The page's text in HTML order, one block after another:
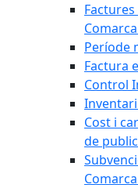
Període
Factura
Control
Cost i
de